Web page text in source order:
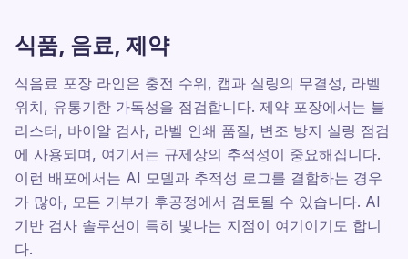
식품, 음료, 제약
식음료 포장 라인은 충전 수위, 캡과 실링의 무결성, 라벨
위치, 유통기한 가독성을 점검합니다. 제약 포장에서는 블
리스터, 바이알 검사, 라벨 인쇄 품질, 변조 방지 실링 점검
에 사용되며, 여기서는 규제상의 추적성이 중요해집니다.
이런 배포에서는 AI 모델과 추적성 로그를 결합하는 경우
가 많아, 모든 거부가 후공정에서 검토될 수 있습니다. AI
기반 검사 솔루션이 특히 빛나는 지점이 여기이기도 합니
다.